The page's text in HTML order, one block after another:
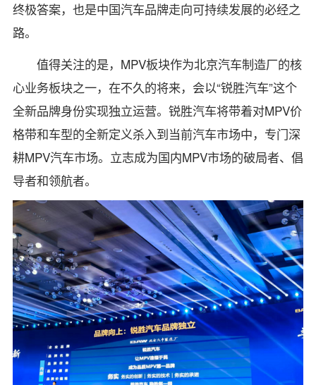
终极答案，也是中国汽车品牌走向可持续发展的必经之
路。
值得关注的是，MPV板块作为北京汽车制造厂的核
心业务板块之一，在不久的将来，会以“锐胜汽车”这个
全新品牌身份实现独立运营。锐胜汽车将带着对MPV价
格带和车型的全新定义杀入到当前汽车市场中，专门深
耕MPV汽车市场。立志成为国内MPV市场的破局者、倡
导者和领航者。